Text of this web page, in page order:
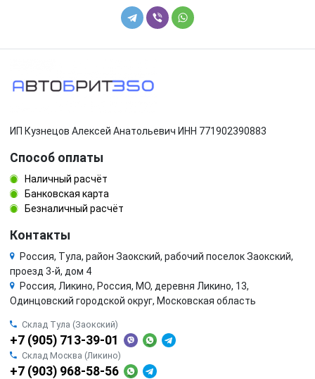
ИП Кузнецов Алексей Анатольевич ИНН 771902390883
Способ оплаты
Наличный расчёт
Банковская карта
Безналичный расчёт
Контакты
Россия, Тула, район Заокский, рабочий поселок Заокский,
проезд 3-й, дом 4
Россия, Ликино, Россия, МО, деревня Ликино, 13,
Одинцовский городской округ, Московская область
Склад Тула (Заокский)
+7 (905) 713-39-01
Склад Москва (Ликино)
+7 (903) 968-58-56